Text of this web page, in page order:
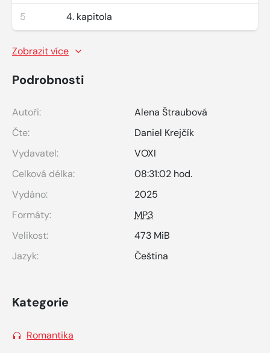
5 4. kapitola
Zobrazit více
Podrobnosti
Autoři:
Alena Štraubová
Čte:
Daniel Krejčík
Vydavatel:
VOXI
Celková délka:
08:31:02 hod.
Vydáno:
2025
Formáty:
MP3
Velikost:
473 MiB
Jazyk:
Čeština
Kategorie
Romantika